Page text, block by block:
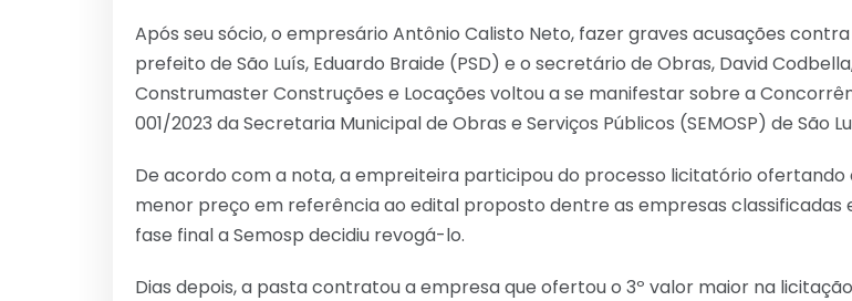
Após seu sócio, o empresário Antônio Calisto Neto, fazer graves acusações
prefeito de São Luís, Eduardo Braide (PSD) e o secretário de Obras, David
Construmaster Construções e Locações voltou a se manifestar sobre a
001/2023 da Secretaria Municipal de Obras e Serviços Públicos (SEMOSP) de São
De acordo com a nota, a empreiteira participou do processo licitatório ofertando
menor preço em referência ao edital proposto dentre as empresas classificadas
fase final a Semosp decidiu revogá-lo.
Dias depois, a pasta contratou a empresa que ofertou o 3º valor maior na